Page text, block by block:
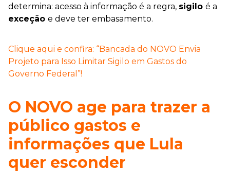
determina: acesso à informação é a regra, sigilo é a
exceção e deve ter embasamento.
Clique aqui e confira: “Bancada do NOVO Envia
Projeto para Isso Limitar Sigilo em Gastos do
Governo Federal”!
O NOVO age para trazer a
público gastos e
informações que Lula
quer esconder